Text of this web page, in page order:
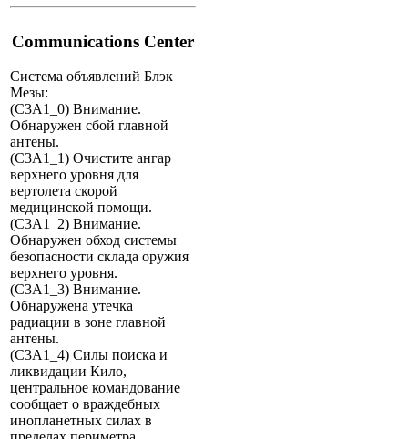
Communications Center
Система объявлений Блэк
Мезы:
(C3A1_0) Внимание.
Обнаружен сбой главной
антены.
(C3A1_1) Очистите ангар
верхнего уровня для
вертолета скорой
медицинской помощи.
(C3A1_2) Внимание.
Обнаружен обход системы
безопасности склада оружия
верхнего уровня.
(C3A1_3) Внимание.
Обнаружена утечка
радиации в зоне главной
антены.
(C3A1_4) Силы поиска и
ликвидации Кило,
центральное командование
сообщает о враждебных
инопланетных силах в